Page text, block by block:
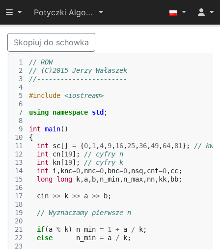
Przełącz widoczność menu
Potyczki Algorytmiczne 2015
Skopiuj do schowka
1
2
3
4
5
6
7
8
9
10
11
12
13
14
15
16
17
18
19
20
21
22
23
// ROW
// (C)2015 Jerzy Wałaszek
//-----------------------
#include <iostream>
using namespace std ;
int main()
{
int
sc [] = {0,1 ,4,9,16,25,36,49,64,81};
//
int
cn [19];
// cyfry n
int
kn [19];
// cyfry k
int
i , knc=0,nnc=0, bnc=0,nsq,cnt=0,cc;
long long k,a, b,n_min,n_max,nn, kk, bb;
cin >> k >> a >> b;
// Wyznaczamy pierwsze n
if(a % k) n_min = 1 + a / k;
else
n_min = a / k;